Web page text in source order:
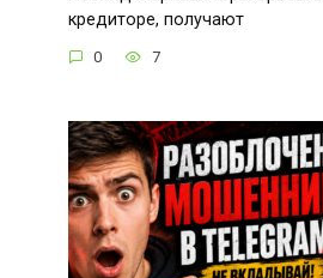
кредиторе, получают
0 7